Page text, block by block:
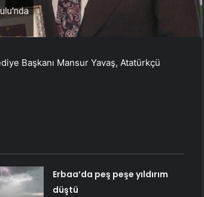
Başkanı Mansur Yavaş, Atatürkçü
Erbaa’da peş peşe yıldırım
düştü